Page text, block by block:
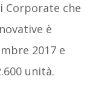
Corporate che
è
2017 e
unità.